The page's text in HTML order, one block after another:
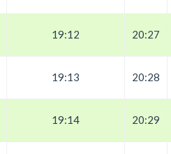
19:12 20:27
19:13 20:28
19:14 20:29